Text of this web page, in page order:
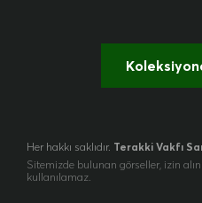
Her hakkı saklıdır. Terakki Vakfı
Sitemizde bulunan görseller, izin
kullanılamaz.